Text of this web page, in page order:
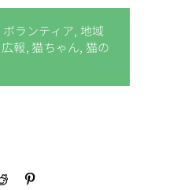
ボランティア, 地域
広報, 猫ちゃん, 猫の